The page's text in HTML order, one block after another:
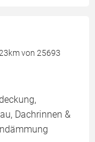
von 25693
Dachrinnen &